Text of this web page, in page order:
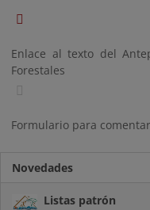
Enlace al texto del
Forestales
Formulario para
Novedades
Listas patrón